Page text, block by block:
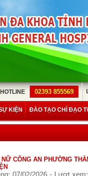
HOTLINE 02393 855569
KIỆN ĐÀO TẠO CHỈ ĐẠO
NỮ CÔNG AN PHƯỜNG
07/02/2026 - Lượt